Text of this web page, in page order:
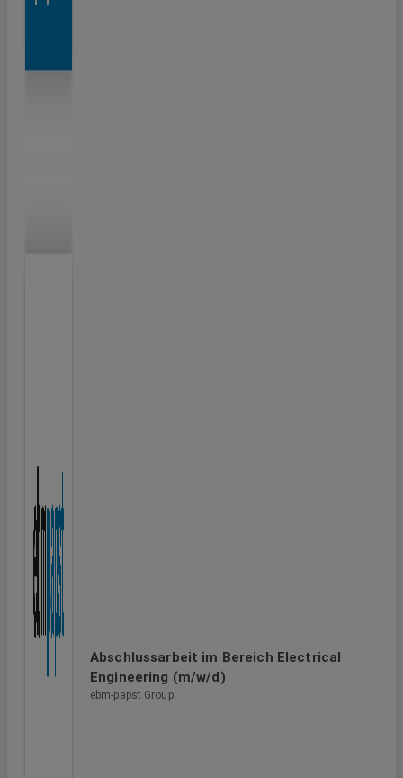
Abschlussarbeit im Bereich Electrical
Engineering (m/w/d)
ebm-papst Group